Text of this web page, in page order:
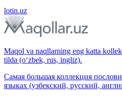
lotin.uz
Maqol va naqllarning eng katta
tilda (o‘zbek, rus, ingliz).
Самая большая коллекция
языках (узбекский, русский,